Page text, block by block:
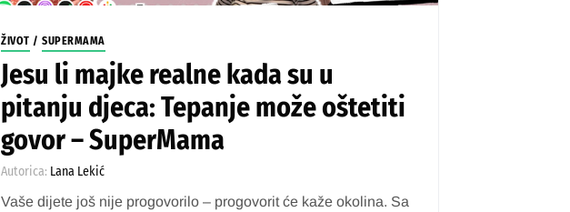
ŽIVOT / SUPERMAMA
Jesu li majke realne kada su u
pitanju djeca: Tepanje može oštetiti
govor – SuperMama
Autorica: Lana Lekić
Vaše dijete još nije progovorilo – progovorit će kaže okolina. Sa